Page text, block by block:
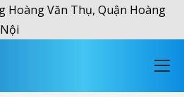
Hoàng Văn Thụ, Quận Hoàng